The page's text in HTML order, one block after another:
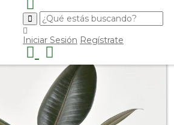
Iniciar Sesión Regístrate
Plantas> Plantas De Interior>